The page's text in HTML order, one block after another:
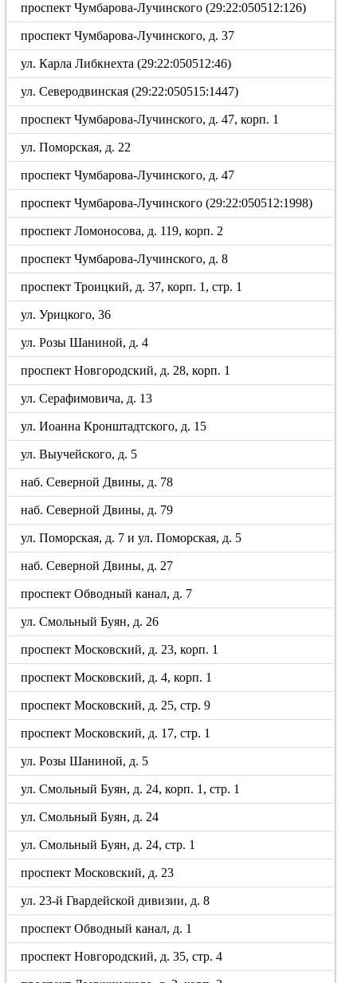
проспект Чумбарова-Лучинского (29:22:050512:126)
проспект Чумбарова-Лучинского, д. 37
ул. Карла Либкнехта (29:22:050512:46)
ул. Северодвинская (29:22:050515:1447)
проспект Чумбарова-Лучинского, д. 47, корп. 1
ул. Поморская, д. 22
проспект Чумбарова-Лучинского, д. 47
проспект Чумбарова-Лучинского (29:22:050512:1998)
проспект Ломоносова, д. 119, корп. 2
проспект Чумбарова-Лучинского, д. 8
проспект Троицкий, д. 37, корп. 1, стр. 1
ул. Урицкого, 36
ул. Розы Шаниной, д. 4
проспект Новгородский, д. 28, корп. 1
ул. Серафимовича, д. 13
ул. Иоанна Кронштадтского, д. 15
ул. Выучейского, д. 5
наб. Северной Двины, д. 78
наб. Северной Двины, д. 79
ул. Поморская, д. 7 и ул. Поморская, д. 5
наб. Северной Двины, д. 27
проспект Обводный канал, д. 7
ул. Смольный Буян, д. 26
проспект Московский, д. 23, корп. 1
проспект Московский, д. 4, корп. 1
проспект Московский, д. 25, стр. 9
проспект Московский, д. 17, стр. 1
ул. Розы Шаниной, д. 5
ул. Смольный Буян, д. 24, корп. 1, стр. 1
ул. Смольный Буян, д. 24
ул. Смольный Буян, д. 24, стр. 1
проспект Московский, д. 23
ул. 23-й Гвардейской дивизии, д. 8
проспект Обводный канал, д. 1
проспект Новгородский, д. 35, стр. 4